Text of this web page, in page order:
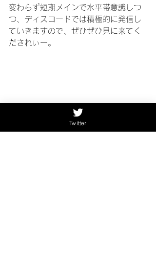
変わらず短期メインで水平帯意識しつ
つ、ディスコードでは積極的に発信し
ていきますので、ぜひぜひ見に来てく
だされぃー。
Twitter